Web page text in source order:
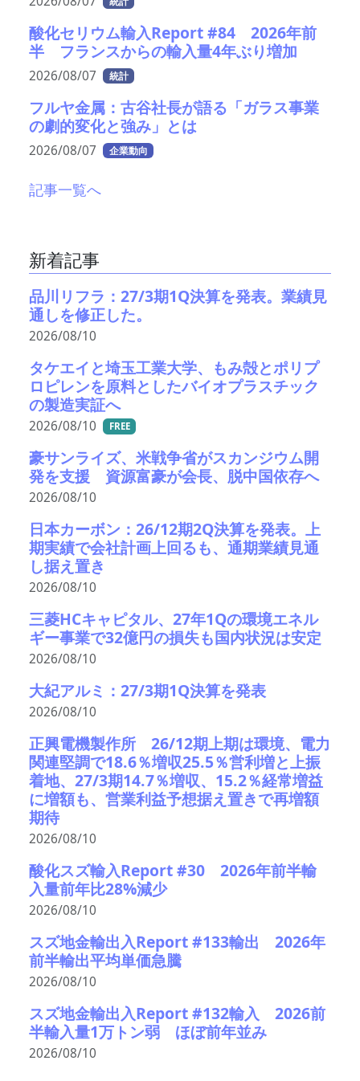
酸化セリウム輸入Report #84 2026年前
半 フランスからの輸入量4年ぶり増加
2026/08/07 統計
フルヤ金属：古谷社長が語る「ガラス事業
の劇的変化と強み」とは
2026/08/07 企業動向
記事一覧へ
新着記事
品川リフラ：27/3期1Q決算を発表。業績見
通しを修正した。
2026/08/10
タケエイと埼玉工業大学、もみ殻とポリプ
ロピレンを原料としたバイオプラスチック
の製造実証へ
2026/08/10 FREE
豪サンライズ、米戦争省がスカンジウム開
発を支援 資源富豪が会長、脱中国依存へ
2026/08/10
日本カーボン：26/12期2Q決算を発表。上
期実績で会社計画上回るも、通期業績見通
し据え置き
2026/08/10
三菱HCキャピタル、27年1Qの環境エネル
ギー事業で32億円の損失も国内状況は安定
2026/08/10
大紀アルミ：27/3期1Q決算を発表
2026/08/10
正興電機製作所 26/12期上期は環境、電力
関連堅調で18.6％増収25.5％営利増と上振
着地、27/3期14.7％増収、15.2％経常増益
に増額も、営業利益予想据え置きで再増額
期待
2026/08/10
酸化スズ輸入Report #30 2026年前半輸
入量前年比28%減少
2026/08/10
スズ地金輸出入Report #133輸出 2026年
前半輸出平均単価急騰
2026/08/10
スズ地金輸出入Report #132輸入 2026前
半輸入量1万トン弱 ほぼ前年並み
2026/08/10